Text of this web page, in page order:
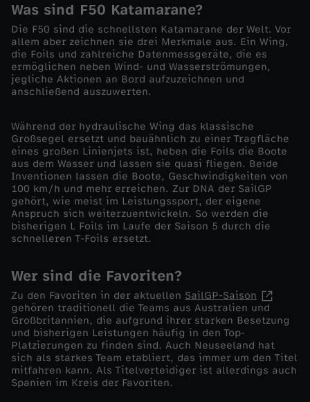
a
n
c
i
s
c
o
o
m
2
3
Was sind F50 Katamarane?
Die F50 sind die schnellsten Katamarane der Welt. Vor
allem aber zeichnen sie drei Merkmale aus. Ein Wing,
die Foils und zahlreiche Datenmessgeräte, die es
ermöglichen neben Wind- und Wasserströmungen,
jegliche Aktionen an Bord aufzuzeichnen und
anschließend auszuwerten.
Während der hydraulische Wing das klassische
Großsegel ersetzt und bauähnlich zu einer Tragfläche
eines großen Linienjets ist, heben die Foils die Boote
aus dem Wasser und lassen sie quasi fliegen. Beide
Inventionen lassen die Boote, Geschwindigkeiten von
100 km/h und mehr erreichen. Zur DNA der SailGP
gehört, wie meist im Leistungssport, der eigene
Anspruch sich weiterzuentwickeln. So werden die
bisherigen L Foils im Laufe der Saison 5 durch die
schnelleren T-Foils ersetzt.
Wer sind die Favoriten?
Zu den Favoriten in der aktuellen SailGP-Saison
gehören traditionell die Teams aus Australien und
Großbritannien, die aufgrund ihrer starken Besetzung
und bisherigen Leistungen häufig in den Top-
Platzierungen zu finden sind. Auch Neuseeland hat
sich als starkes Team etabliert, das immer um den Titel
mitfahren kann. Als Titelverteidiger ist allerdings auch
Spanien im Kreis der Favoriten.